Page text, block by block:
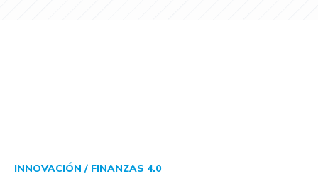
INNOVACIÓN / FINANZAS 4.0